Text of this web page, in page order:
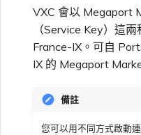
瞭解位置資訊
位置 ID
服務佈建方式
變更合約 VXC 的速率
關閉 VXC 以進行容錯移轉測
使用封包過濾
在 MCR 中使用 IPsec
MCR 路由管理
6WIND
Anapaya
新增和修改使用者
管理安全設定
MVE 定價與合約條款
客戶現場服務
下載帳單
Port 計費
變更 VXC 設定
建立至 AWS 的 VXC
建立至 Azure 的 VXC
匯入現有生產服務
使用 Terraform MCP
Server（公開測試版）
Provider 常見問題
Megaport Internet
建立 Juniper 私有連線
網路維護
歐盟數位服務法
VXC 會以 Megaport
（Service Key）這
France-IX。可自
IX 的 Megaport
備註
您可以用不同方式啟動